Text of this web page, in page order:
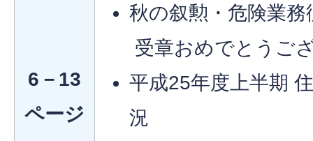
6－13
ページ
秋の叙勲・危険業務
受章おめでとうご
平成25年度上半期
況